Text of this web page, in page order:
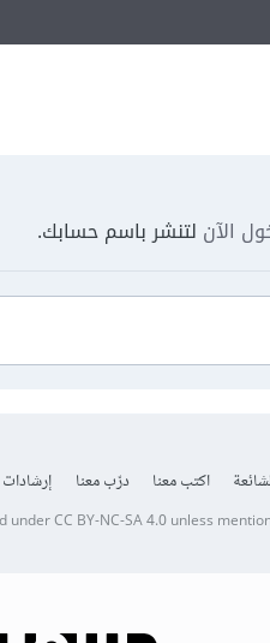
الآن لتنشر باسم حسابك.
اكتب معنا درّب معنا
underCC BY-NC-SA 4.0unless